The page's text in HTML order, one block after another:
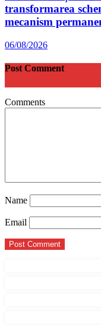
transformarea
mecanism
06/08/2026
Post Comment
Comments
Name
Email